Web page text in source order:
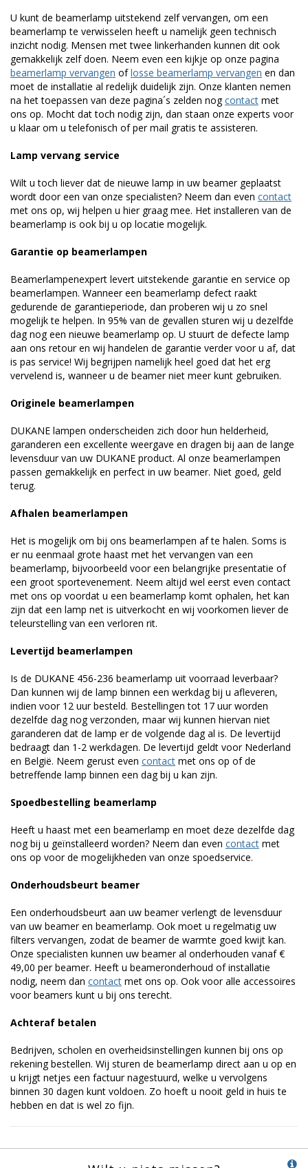
U kunt de beamerlamp uitstekend zelf vervangen, om een
beamerlamp te verwisselen heeft u namelijk geen technisch
inzicht nodig. Mensen met twee linkerhanden kunnen dit ook
gemakkelijk zelf doen. Neem even een kijkje op onze pagina
beamerlamp vervangen oflosse beamerlamp vervangen en dan
moet de installatie al redelijk duidelijk zijn. Onze klanten nemen
na het toepassen van deze pagina´s zelden nogcontact met
ons op. Mocht dat toch nodig zijn, dan staan onze experts voor
u klaar om u telefonisch of per mail gratis te assisteren.
Lamp vervang service
Wilt u toch liever dat de nieuwe lamp in uw beamer geplaatst
wordt door een van onze specialisten? Neem dan even contact
met ons op, wij helpen u hier graag mee. Het installeren van de
beamerlamp is ook bij u op locatie mogelijk.
Garantie op beamerlampen
Beamerlampenexpert levert uitstekende garantie en service op
beamerlampen. Wanneer een beamerlamp defect raakt
gedurende de garantieperiode, dan proberen wij u zo snel
mogelijk te helpen. In 95% van de gevallen sturen wij u dezelfde
dag nog een nieuwe beamerlamp op. U stuurt de defecte lamp
aan ons retour en wij handelen de garantie verder voor u af, dat
is pas service! Wij begrijpen namelijk heel goed dat het erg
vervelend is, wanneer u de beamer niet meer kunt gebruiken.
Originele beamerlampen
DUKANE lampen onderscheiden zich door hun helderheid,
garanderen een excellente weergave en dragen bij aan de lange
levensduur van uw DUKANE product. Al onze beamerlampen
passen gemakkelijk en perfect in uw beamer. Niet goed, geld
terug.
Afhalen beamerlampen
Het is mogelijk om bij ons beamerlampen af te halen. Soms is
er nu eenmaal grote haast met het vervangen van een
beamerlamp, bijvoorbeeld voor een belangrijke presentatie of
een groot sportevenement. Neem altijd wel eerst even contact
met ons op voordat u een beamerlamp komt ophalen, het kan
zijn dat een lamp net is uitverkocht en wij voorkomen liever de
teleurstelling van een verloren rit.
Levertijd beamerlampen
Is de DUKANE 456-236 beamerlamp uit voorraad leverbaar?
Dan kunnen wij de lamp binnen een werkdag bij u afleveren,
indien voor 12 uur besteld. Bestellingen tot 17 uur worden
dezelfde dag nog verzonden, maar wij kunnen hiervan niet
garanderen dat de lamp er de volgende dag al is. De levertijd
bedraagt dan 1-2 werkdagen. De levertijd geldt voor Nederland
en België. Neem gerust even contact met ons op of de
betreffende lamp binnen een dag bij u kan zijn.
Spoedbestelling beamerlamp
Heeft u haast met een beamerlamp en moet deze dezelfde dag
nog bij u geïnstalleerd worden? Neem dan even contact met
ons op voor de mogelijkheden van onze spoedservice.
Onderhoudsbeurt beamer
Een onderhoudsbeurt aan uw beamer verlengt de levensduur
van uw beamer en beamerlamp. Ook moet u regelmatig uw
filters vervangen, zodat de beamer de warmte goed kwijt kan.
Onze specialisten kunnen uw beamer al onderhouden vanaf €
49,00 per beamer. Heeft u beameronderhoud of installatie
nodig, neem dan contact met ons op. Ook voor alle accessoires
voor beamers kunt u bij ons terecht.
Achteraf betalen
Bedrijven, scholen en overheidsinstellingen kunnen bij ons op
rekening bestellen. Wij sturen de beamerlamp direct aan u op en
u krijgt netjes een factuur nagestuurd, welke u vervolgens
binnen 30 dagen kunt voldoen. Zo hoeft u nooit geld in huis te
hebben en dat is wel zo fijn.